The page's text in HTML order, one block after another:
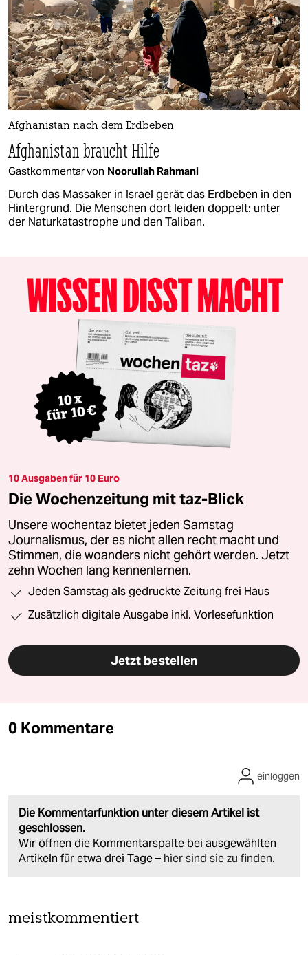
Afghanistan nach dem Erdbeben
Afghanistan braucht Hilfe
Gastkommentar von Noorullah Rahmani
Durch das Massaker in Israel gerät das Erdbeben in den
Hintergrund. Die Menschen dort leiden doppelt: unter
der Naturkatastrophe und den Taliban.
10 Ausgaben für 10 Euro
Die Wochenzeitung mit taz-Blick
Unsere wochentaz bietet jeden Samstag
Journalismus, der es nicht allen recht macht und
Stimmen, die woanders nicht gehört werden. Jetzt
zehn Wochen lang kennenlernen.
Jeden Samstag als gedruckte Zeitung frei Haus
Zusätzlich digitale Ausgabe inkl. Vorlesefunktion
Jetzt bestellen
0 Kommentare
Die Kommentarfunktion unter diesem Artikel ist
geschlossen.
Wir öffnen die Kommentarspalte bei ausgewählten
Artikeln für etwa drei Tage – hier sind sie zu finden.
einloggen
meistkommentiert